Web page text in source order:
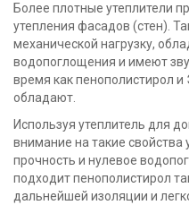
Более плотные утеплители
утепления фасадов (стен).
механической нагрузку,
водопоглощения и имеют
время как пенополистирол
обладают.
Используя утеплитель для
внимание на такие свойства
прочность и нулевое
подходит пенополистирол
дальнейшей изоляции и